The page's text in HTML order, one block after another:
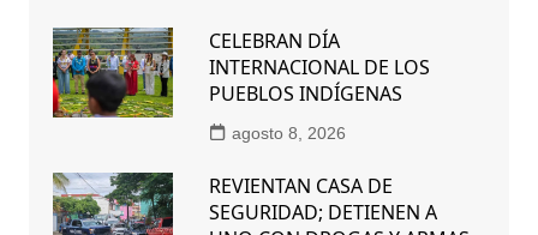
CELEBRAN DÍA
INTERNACIONAL DE LOS
PUEBLOS INDÍGENAS
agosto 8, 2026
REVIENTAN CASA DE
SEGURIDAD; DETIENEN A